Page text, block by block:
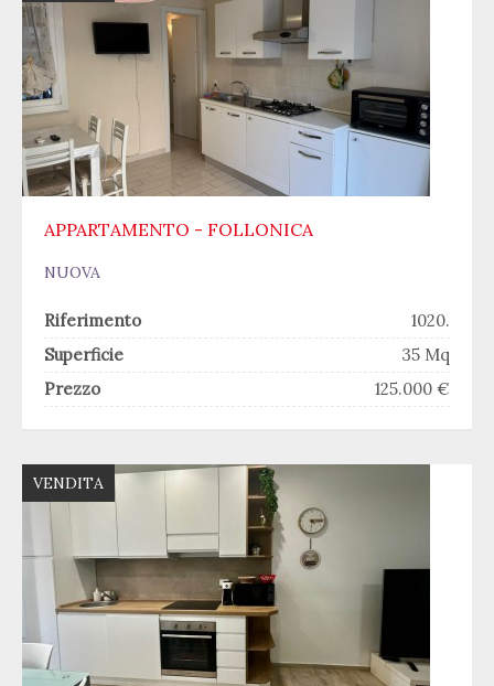
APPARTAMENTO - FOLLONICA
NUOVA
Riferimento
1020.
Superficie
35 Mq
Prezzo
125.000 €
VENDITA